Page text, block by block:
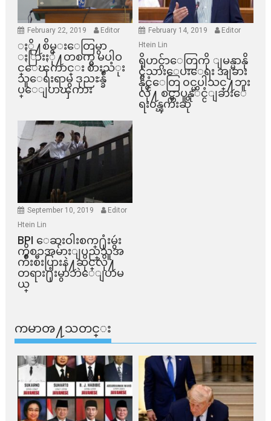
February 22, 2019 Editor
ႏို႔စိမ္းေတြမွာ
ႏြားႏို႔တစက္မွ မပါဝ
င္ေၾကာင္း စားသံုး
သူေရးရာမွ ဒုညႊန္ခ်ဳ
ပ္ေျပာၾကား
February 14, 2019
Editor
Htein Lin
ရိုဟင္ဂ်ာေတြကို ျမန္မာနို
င္ငံသားေပးေရး အျခား
နိုင္ငံေတြ ၀င္မပါသင္႔ဘူး
လို႔ စင္ကာပူနုိင္ငံျခားေ
ရး၀န္ၾကီးဆို
September 10, 2019
Editor
Htein Lin
BPI ​ေဆးဝါးစက္​႐ုံးမွဴး
ကိစၥအမ်ားျပည္​သူအ
က်ိဳးစီးပြားနဲ႔ဆိုင္​လို႔
တရား႐ုံးမွာဘဲေျပာမ
ယ္​
ကမာၻ႔သတင္း